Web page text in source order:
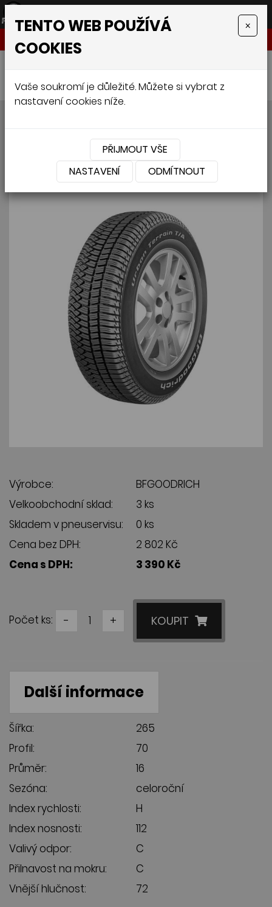
BFGOODRICH URBAN TERRAIN T/A 265/70 R16 112H
TERRAIN T/A 265/70 R16 112H
Výrobce:
BFGOODRICH
Velkoobchodní sklad:
3 ks
Skladem v pneuservisu:
0 ks
Cena bez DPH:
2 802 Kč
Cena s DPH:
3 390 Kč
Počet ks: - + KOUPIT
Další informace
Šířka:
265
Profil:
70
Průměr:
16
Sezóna:
celoroční
Index rychlosti:
H
Index nosnosti:
112
Valivý odpor:
C
Přilnavost na mokru:
C
Vnější hlučnost:
72
TENTO WEB POUŽÍVÁ
COOKIES
×
Vaše soukromí je důležité. Můžete si vybrat z
nastavení cookies níže.
PŘIJMOUT VŠE
NASTAVENÍ
ODMÍTNOUT